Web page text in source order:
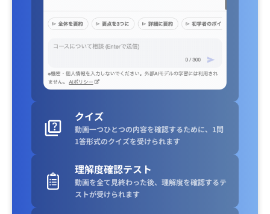
クイズ
動画一つひとつの内容を確認するために、1問
1答形式のクイズを受けられます
理解度確認テスト
動画を全て見終わった後、理解度を確認するテ
ストが受けられます